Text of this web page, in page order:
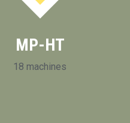
MP-HT
18 machines